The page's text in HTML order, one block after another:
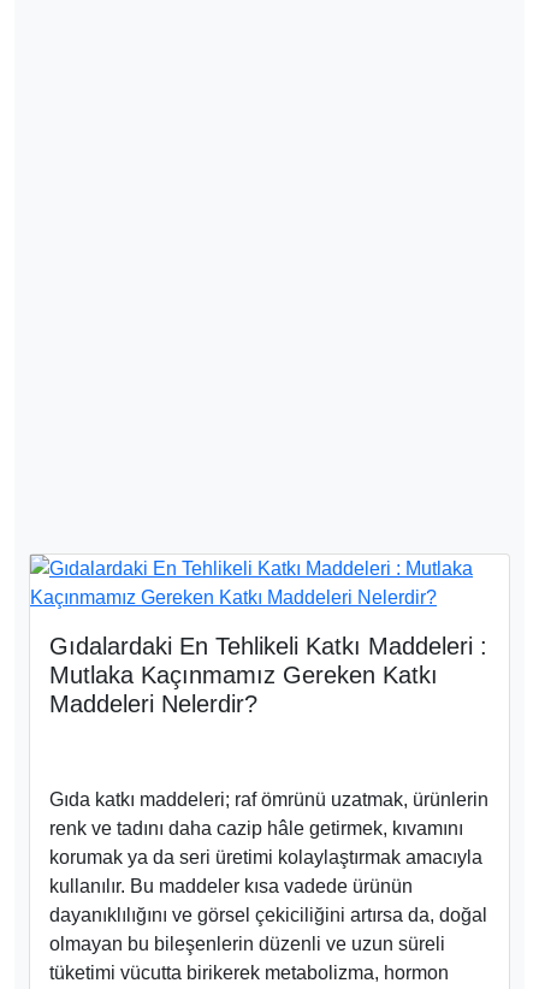
Gıdalardaki En Tehlikeli Katkı Maddeleri :
Mutlaka Kaçınmamız Gereken Katkı
Maddeleri Nelerdir?
Gıda katkı maddeleri; raf ömrünü uzatmak, ürünlerin
renk ve tadını daha cazip hâle getirmek, kıvamını
korumak ya da seri üretimi kolaylaştırmak amacıyla
kullanılır. Bu maddeler kısa vadede ürünün
dayanıklılığını ve görsel çekiciliğini artırsa da, doğal
olmayan bu bileşenlerin düzenli ve uzun süreli
tüketimi vücutta birikerek metabolizma, hormon